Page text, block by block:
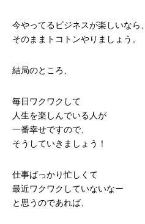
今やってるビジネスが楽しいなら、
そのままトコトンやりましょう。
結局のところ、
毎日ワクワクして
人生を楽しんでいる人が
一番幸せですので、
そうしていきましょう！
仕事ばっかり忙しくて
最近ワクワクしていないなー
と思うのであれば、